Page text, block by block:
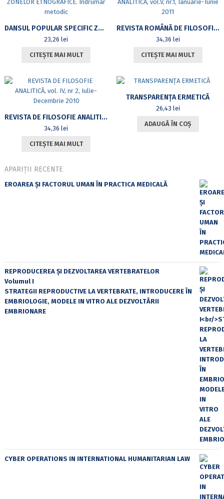
DANSUL POPULAR SPECIFIC ZONELOR ETNOGRAFICE. ÎNDRUMAR METODIC
23,26lei
CITEȘTE MAI MULT
REVISTA ROMÂNĂ DE FILOSOFIE ANALITICĂ, VOL.V, NR.1, IANUARIE-IUNIE 2011
34,36 lei
CITEȘTE MAI MULT
REVISTA DE FILOSOFIE ANALITICĂ, VOL. IV, NR 2, IULIE-DECEMBRIE 2010
34,36lei
CITEȘTE MAI MULT
TRANSPARENȚA ERMETICĂ
26,43 lei
ADAUGĂ ÎN COȘ
APARIȚII RECENTE
EROAREA ȘI FACTORUL UMAN ÎN PRACTICA MEDICALĂ
REPRODUCEREA ȘI DEZVOLTAREA VERTEBRATELOR
Volumul I
STRATEGII REPRODUCTIVE LA VERTEBRATE, INTRODUCERE ÎN
EMBRIOLOGIE, MODELE IN VITRO ALE DEZVOLTĂRII
EMBRIONARE
CYBER OPERATIONS IN INTERNATIONAL HUMANITARIAN LAW